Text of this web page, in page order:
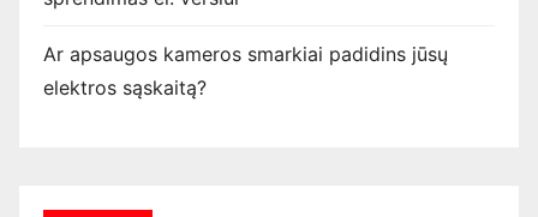
Ar apsaugos kameros smarkiai padidins jūsų
elektros sąskaitą?